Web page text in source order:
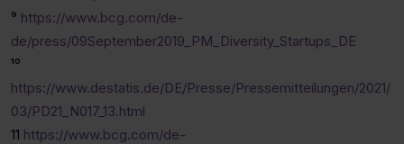
⁹ https://www.bcg.com/de-
de/press/09September2019_PM_Diversity_Startups_DE
¹⁰
https://www.destatis.de/DE/Presse/Pressemitteilungen/2021/
03/PD21_N017_13.html
11 https://www.bcg.com/de-